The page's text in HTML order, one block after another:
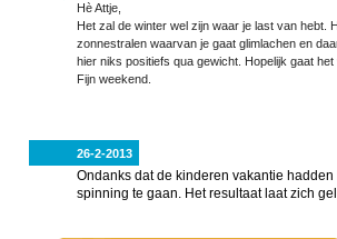
Hè Attje,
Het zal de winter wel zijn waar je last van hebt.
zonnestralen waarvan je gaat glimlachen en
hier niks positiefs qua gewicht. Hopelijk gaat
Fijn weekend.
26-2-2013
Ondanks dat de kinderen vakantie
spinning te gaan. Het resultaat laat zich